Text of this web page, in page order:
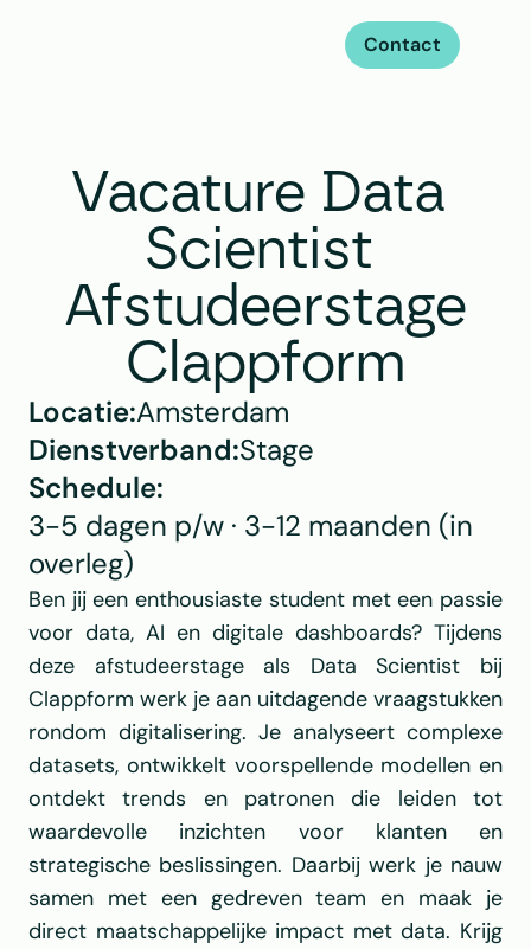
Contact
Vacature Data
Scientist
Afstudeerstage
Clappform
Locatie:Amsterdam
Dienstverband:Stage
Schedule:
3-5 dagen p/w · 3-12 maanden (in
overleg)
Ben jij een enthousiaste student met een passie
voor data, AI en digitale dashboards? Tijdens
deze afstudeerstage als Data Scientist bij
Clappform werk je aan uitdagende vraagstukken
rondom digitalisering. Je analyseert complexe
datasets, ontwikkelt voorspellende modellen en
ontdekt trends en patronen die leiden tot
waardevolle inzichten voor klanten en
strategische beslissingen. Daarbij werk je nauw
samen met een gedreven team en maak je
direct maatschappelijke impact met data. Krijg